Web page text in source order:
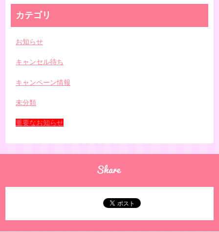
カテゴリ
お知らせ
キャンセル待ち
キャンペーン情報
未分類
重要なお知らせ